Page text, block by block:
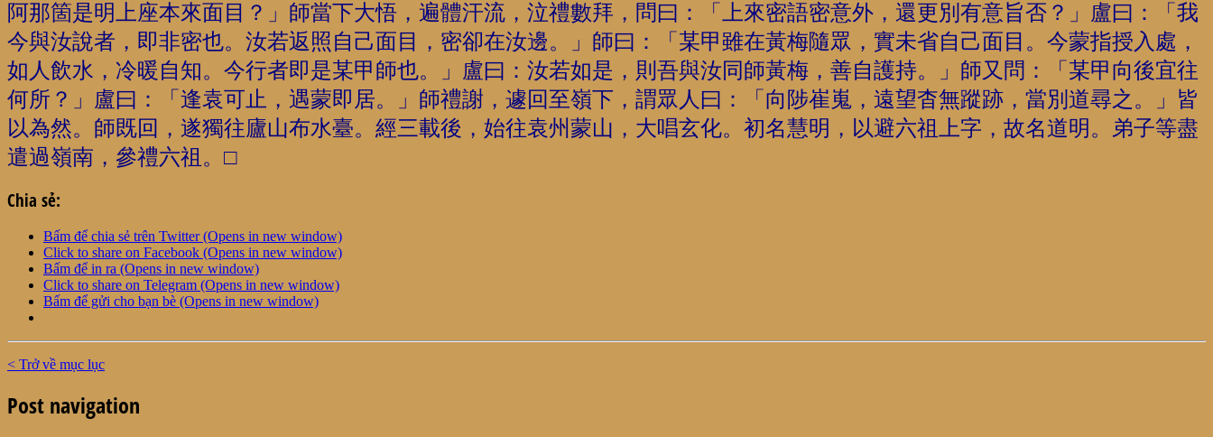
阿那箇是明上座本來面目？」師當下大悟，遍體汗流，泣禮數拜，問曰：「上來密語密意外，還更別有意旨否？」盧曰：「我
今與汝說者，即非密也。汝若返照自己面目，密卻在汝邊。」師曰：「某甲雖在黃梅隨眾，實未省自己面目。今蒙指授入處，
如人飲水，冷暖自知。今行者即是某甲師也。」盧曰：汝若如是，則吾與汝同師黃梅，善自護持。」師又問：「某甲向後宜往
何所？」盧曰：「逢袁可止，遇蒙即居。」師禮謝，遽回至嶺下，謂眾人曰：「向陟崔嵬，遠望杳無蹤跡，當別道尋之。」皆
以為然。師既回，遂獨往廬山布水臺。經三載後，始往袁州蒙山，大唱玄化。初名慧明，以避六祖上字，故名道明。弟子等盡
遣過嶺南，參禮六祖。□
Chia sẻ:
Bấm để chia sẻ trên Twitter (Opens in new window)
Click to share on Facebook (Opens in new window)
Bấm để in ra (Opens in new window)
Click to share on Telegram (Opens in new window)
Bấm để gửi cho bạn bè (Opens in new window)
< Trở về mục lục
Post navigation